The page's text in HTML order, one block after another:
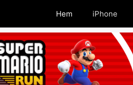
Hem iPhone